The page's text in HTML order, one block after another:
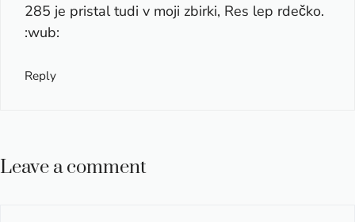
285 je pristal tudi v moji zbirki, Res lep rdečko.
:wub:
Reply
Leave a comment